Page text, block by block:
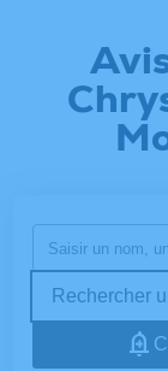
Rechercher